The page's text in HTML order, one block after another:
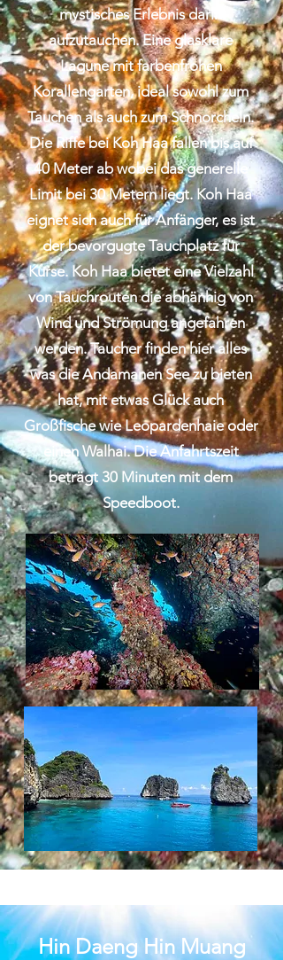
mystisches Erlebnis darin
aufzutauchen. Eine glasklare
Lagune mit farbenfrohen
Korallengarten, ideal sowohl zum
Tauchen als auch zum Schnorcheln.
Die Riffe bei Koh Haa fallen bis auf
40 Meter ab wobei das generelle
Limit bei 30 Metern liegt. Koh Haa
eignet sich auch für Anfänger, es ist
der bevorgugte Tauchplatz für
Kurse. Koh Haa bietet eine Vielzahl
von Tauchrouten die abhänhig von
Wind und Strömung angefahren
werden. Taucher finden hier alles
was die Andamanen See zu bieten
hat, mit etwas Glück auch
Großfische wie Leopardenhaie oder
einen Walhai. Die Anfahrtszeit
beträgt 30 Minuten mit dem
Speedboot.
Hin Daeng Hin Muang